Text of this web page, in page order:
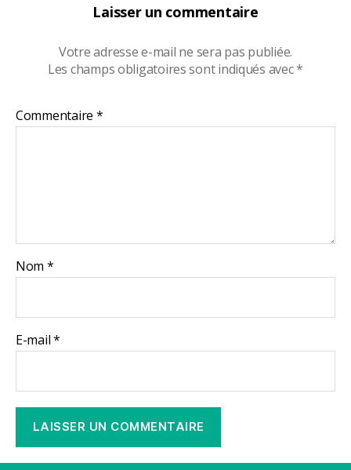
Laisser un commentaire
Votre adresse e-mail ne sera pas publiée.
Les champs obligatoires sont indiqués avec*
Commentaire *
Nom *
E-mail*